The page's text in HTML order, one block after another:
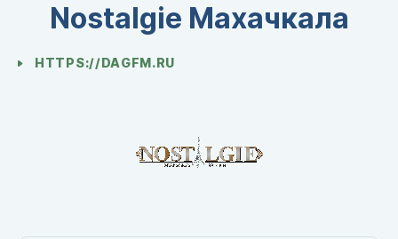
Nostalgie Махачкала
HTTPS://DAGFM.RU